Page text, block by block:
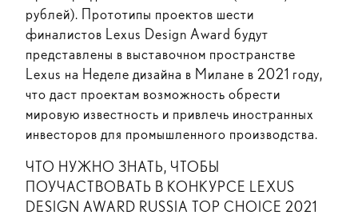
рублей). Прототипы проектов шести
финалистов Lexus Design Award будут
представлены в выставочном пространстве
Lexus на Неделе дизайна в Милане в 2021 году,
что даст проектам возможность обрести
мировую известность и привлечь иностранных
инвесторов для промышленного производства.
ЧТО НУЖНО ЗНАТЬ, ЧТОБЫ
ПОУЧАСТВОВАТЬ В КОНКУРСЕ LEXUS
DESIGN AWARD RUSSIA TOP CHOICE 2021